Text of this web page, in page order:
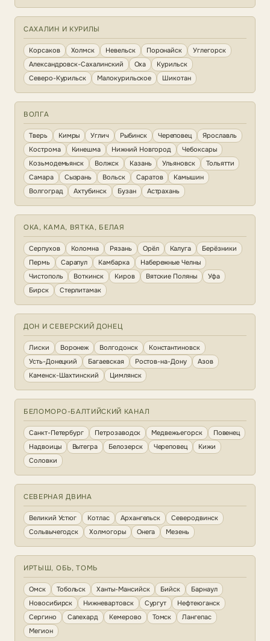
САХАЛИН И КУРИЛЫ
Корсаков Холмск Невельск Поронайск
Углегорск
Александровск-Сахалинский
Оха
Курильск
Северо-Курильск
Малокурильское Шикотан
ВОЛГА
Тверь Кимры Углич Рыбинск Череповец
Ярославль
Кострома
Кинешма Нижний Новгород
Чебоксары
Козьмодемьянск
Волжск Казань Ульяновск
Тольятти
Самара
Сызрань Вольск Саратов
Камышин
Волгоград
Ахтубинск Бузан Астрахань
ОКА, КАМА, ВЯТКА, БЕЛАЯ
Серпухов Коломна Рязань Орёл Калуга
Берёзники
Пермь
Сарапул Камбарка
Набережные Челны
Чистополь
Воткинск Киров Вятские Поляны
Уфа
Бирск
Стерлитамак
ДОН И СЕВЕРСКИЙ ДОНЕЦ
Лиски Воронеж Волгодонск
Константиновск
Усть-Донецкий
Багаевская Ростов-на-Дону
Азов
Каменск-Шахтинский
Цимлянск
БЕЛОМОРО-БАЛТИЙСКИЙ КАНАЛ
Санкт-Петербург Петрозаводск Медвежьегорск
Повенец
Надвоицы
Вытегра Белозерск Череповец
Кижи
Соловки
СЕВЕРНАЯ ДВИНА
Великий Устюг Котлас Архангельск
Северодвинск
Сольвычегодск
Холмогоры Онега Мезень
ИРТЫШ, ОБЬ, ТОМЬ
Омск Тобольск Ханты-Мансийск Бийск
Барнаул
Новосибирск
Нижневартовск Сургут
Нефтеюганск
Сергино
Салехард Кемерово Томск
Лангепас
Мегион